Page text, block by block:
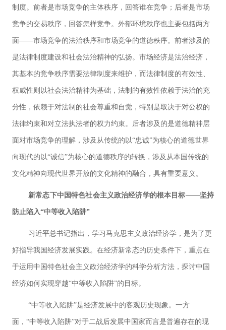
制度。前者是市场竞争的主体秩序，回答谁在竞争；后者是市场
竞争的交易秩序，回答怎样竞争。外部环境秩序也主要包括两方
面——市场竞争的法治秩序和市场竞争的道德秩序。前者涉及的
是法律制度建设和社会法治精神的弘扬。市场经济是法治经济，
其基本的竞争秩序需要法律制度来维护，而法律制度的有效性、
权威性则以社会法治精神为基础，法制的有效性依赖于法治的充
分性，依赖于对法制的社会尊重和自觉，特别是取决于对公权的
法律约束和对立法执法者的权力约束。后者涉及的是道德精神层
面对市场竞争的理解，涉及从传统的以“忠诚”为核心的道德世界
向现代的以“诚信”为核心的道德秩序的转换，涉及从本国传统的
文化精神向现代世界开放的文化精神的融合，具有重要意义。
新常态下中国特色社会主义政治经济学的根本目标——坚持
防止陷入“中等收入陷阱”
习近平总书记指出，学习马克思主义政治经济学，是为了更
好指导我国经济发展实践。在经济新常态的历史条件下，重点在
于运用中国特色社会主义政治经济学的科学分析方法，探讨中国
经济如何实现穿越“中等收入陷阱”的目标。
“中等收入陷阱”是经济发展中的客观历史现象。一方
面，“中等收入陷阱”对于二战后发展中国家而言是普遍存在的现